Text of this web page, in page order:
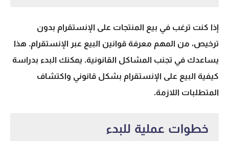
إذا كنت ترغب في بيع المنتجات على الإنستقرام بدون
ترخيص، من المهم معرفة قوانين البيع عبر الإنستقرام. هذا
يساعدك في تجنب المشاكل القانونية. يمكنك البدء بدراسة
كيفية البيع على الإنستقرام بشكل قانوني واكتشاف
المتطلبات اللازمة.
خطوات عملية للبدء